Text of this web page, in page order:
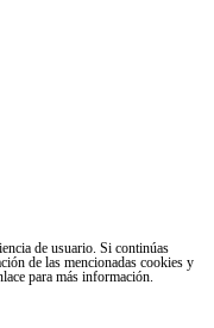
de usuario. Si continúas
de las mencionadas cookies y
para más información.